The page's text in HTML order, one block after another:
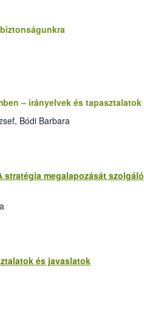
– irányelvek és tapasztalatok
Bódi Barbara
megalapozását szolgáló
és javaslatok